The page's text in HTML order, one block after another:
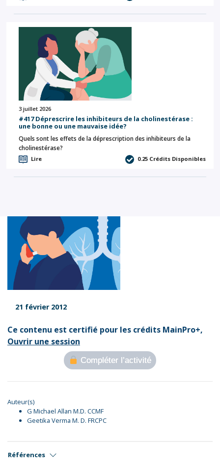
3 juillet 2026
#417 Déprescrire les inhibiteurs de la cholinestérase :
une bonne ou une mauvaise idée?
Quels sont les effets de la déprescription des inhibiteurs de la
cholinestérase?
Lire 0.25 Crédits Disponibles
21 février 2012
Ce contenu est certifié pour les crédits MainPro+,
Ouvrir une session
Compléter l’activité
Auteur(s)
G Michael Allan M.D. CCMF
Geetika Verma M. D. FRCPC
Références